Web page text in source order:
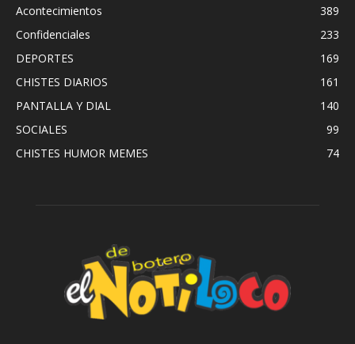
Acontecimientos
389
Confidenciales
233
DEPORTES
169
CHISTES DIARIOS
161
PANTALLA Y DIAL
140
SOCIALES
99
CHISTES HUMOR MEMES
74